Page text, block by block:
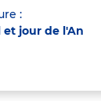
:
et jour de l'An